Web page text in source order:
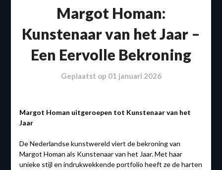
Margot Homan:
Kunstenaar van het Jaar –
Een Eervolle Bekroning
Geplaatst op 01 januari 2026
Margot Homan uitgeroepen tot Kunstenaar van het
Jaar
De Nederlandse kunstwereld viert de bekroning van
Margot Homan als Kunstenaar van het Jaar. Met haar
unieke stijl en indrukwekkende portfolio heeft ze de harten